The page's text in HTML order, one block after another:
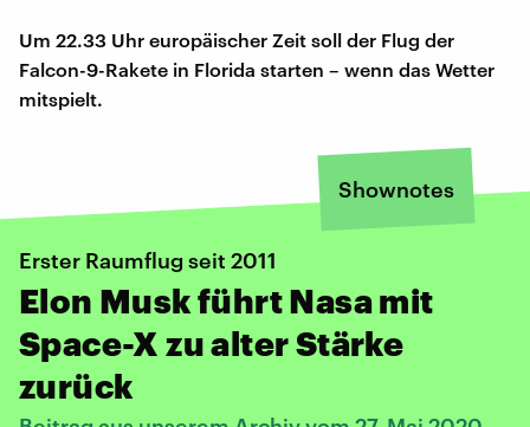
Um 22.33 Uhr europäischer Zeit soll der Flug der
Falcon-9-Rakete in Florida starten – wenn das Wetter
mitspielt.
Shownotes
Erster Raumflug seit 2011
Elon Musk führt Nasa mit
Space-X zu alter Stärke
zurück